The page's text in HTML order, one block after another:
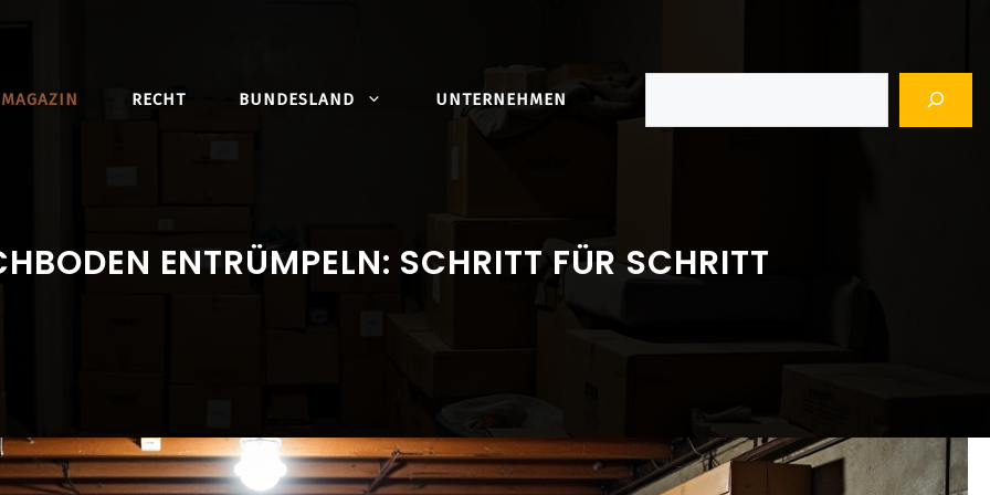
MAGAZIN RECHT BUNDESLAND UNTERNEHMEN
ENTRÜMPELN: SCHRITT FÜR SCHRITT